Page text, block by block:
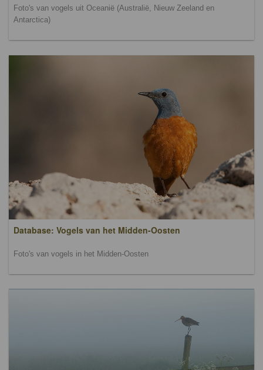
Foto's van vogels uit Oceanië (Australië, Nieuw Zeeland en
Antarctica)
Database: Vogels van het Midden-Oosten
Foto's van vogels in het Midden-Oosten